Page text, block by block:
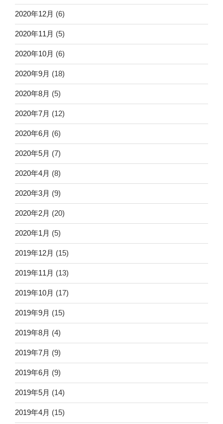
2020年12月 (6)
2020年11月 (5)
2020年10月 (6)
2020年9月 (18)
2020年8月 (5)
2020年7月 (12)
2020年6月 (6)
2020年5月 (7)
2020年4月 (8)
2020年3月 (9)
2020年2月 (20)
2020年1月 (5)
2019年12月 (15)
2019年11月 (13)
2019年10月 (17)
2019年9月 (15)
2019年8月 (4)
2019年7月 (9)
2019年6月 (9)
2019年5月 (14)
2019年4月 (15)